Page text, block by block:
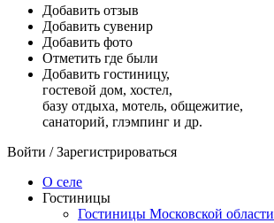
Добавить отзыв
Добавить сувенир
Добавить фото
Отметить где были
Добавить гостиницу,
гостевой дом, хостел,
базу отдыха, мотель, общежитие,
санаторий, глэмпинг и др.
Войти /Зарегистрироваться
О селе
Гостиницы
Гостиницы Московской области